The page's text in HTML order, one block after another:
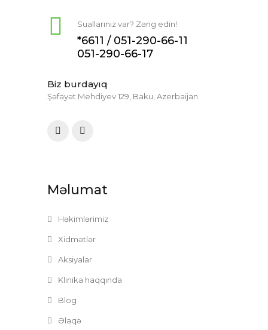
Suallarınız var? Zəng edin!
*6611 / 051-290-66-11
051-290-66-17
Biz burdayıq
Şəfayət Mehdiyev 129, Baku, Azerbaijan
Məlumat
Həkimlərimiz
Xidmətlər
Aksiyalar
Klinika haqqında
Blog
Əlaqə